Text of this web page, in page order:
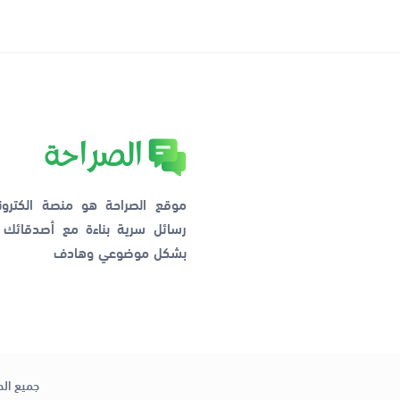
موقع الصراحة هو منصة
رسائل سرية بناءة مع
بشكل موضوعي وهادف
جميع